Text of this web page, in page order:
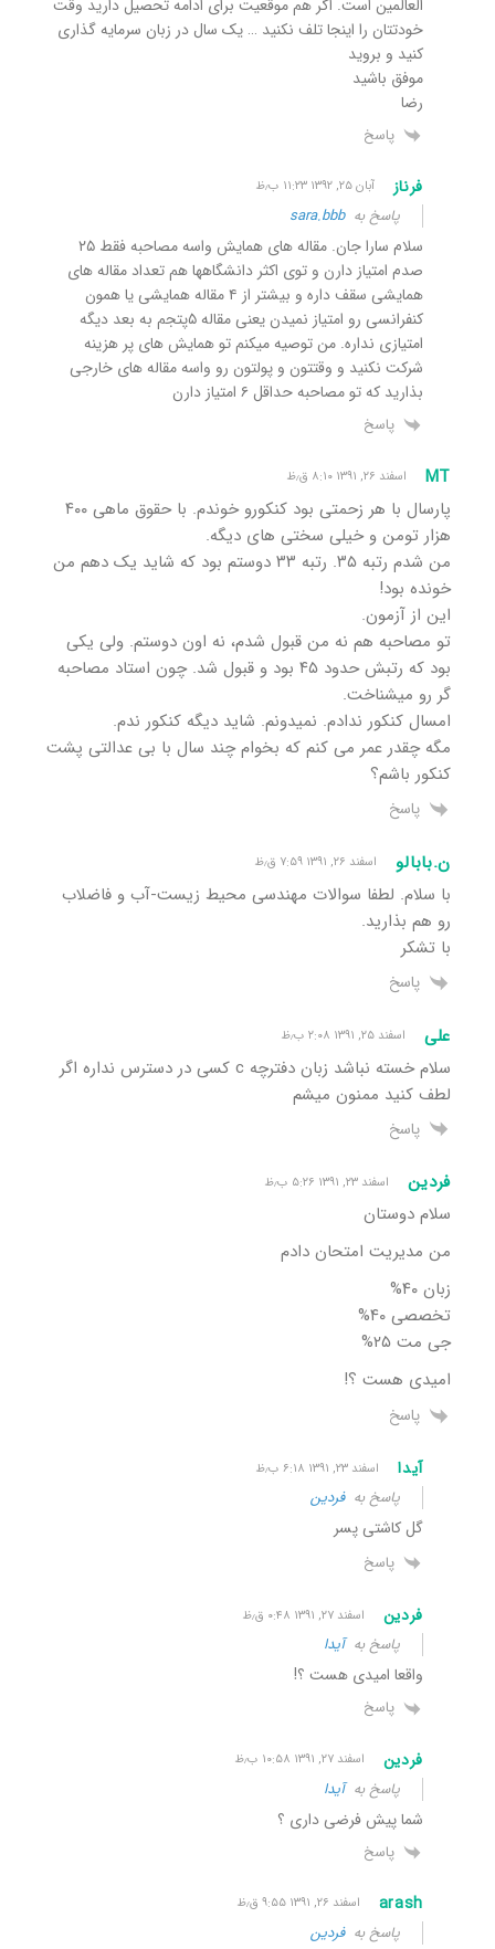
العالمین است. اگر هم موقعیت برای ادامه تحصیل دارید وقت
خودتتان را اینجا تلف نکنید … یک سال در زبان سرمایه گذاری
کنید و بروید
موفق باشید
رضا
پاسخ
فرناز آبان ۲۵, ۱۳۹۲ ۱۱:۲۳ ب٫ظ
پاسخ بهsara.bbb
سلام سارا جان. مقاله های همایش واسه مصاحبه فقط ۲۵
صدم امتیاز دارن و توی اکثر دانشگاهها هم تعداد مقاله های
همایشی سقف داره و بیشتر از ۴ مقاله همایشی یا همون
کنفرانسی رو امتیاز نمیدن یعنی مقاله ۵پتجم به بعد دیگه
امتیازی نداره. من توصیه میکنم تو همایش های پر هزینه
شرکت نکنید و وقتتون و پولتون رو واسه مقاله های خارجی
بذارید که تو مصاحبه حداقل ۶ امتیاز دارن
پاسخ
MT اسفند ۲۶, ۱۳۹۱ ۸:۱۰ ق٫ظ
پارسال با هر زحمتی بود کنکورو خوندم. با حقوق ماهی ۴۰۰
هزار تومن و خیلی سختی های دیگه.
من شدم رتبه ۳۵. رتبه ۳۳ دوستم بود که شاید یک دهم من
خونده بود!
این از آزمون.
تو مصاحبه هم نه من قبول شدم، نه اون دوستم. ولی یکی
بود که رتبش حدود ۴۵ بود و قبول شد. چون استاد مصاحبه
گر رو میشناخت.
امسال کنکور ندادم. نمیدونم. شاید دیگه کنکور ندم.
مگه چقدر عمر می کنم که بخوام چند سال با بی عدالتی پشت
کنکور باشم؟
پاسخ
ن.بابالو اسفند ۲۶, ۱۳۹۱ ۷:۵۹ ق٫ظ
با سلام. لطفا سوالات مهندسی محیط زیست-آب و فاضلاب
رو هم بذارید.
با تشکر
پاسخ
علی اسفند ۲۵, ۱۳۹۱ ۲:۰۸ ب٫ظ
سلام خسته نباشد زبان دفترچه c کسی در دسترس نداره اگر
لطف کنید ممنون میشم
پاسخ
فردین اسفند ۲۳, ۱۳۹۱ ۵:۲۶ ب٫ظ
سلام دوستان
من مدیریت امتحان دادم
زبان ۴۰%
تخصصی ۴۰%
جی مت ۲۵%
امیدی هست ؟!
پاسخ
آیدا اسفند ۲۳, ۱۳۹۱ ۶:۱۸ ب٫ظ
پاسخ بهفردین
گل کاشتی پسر
پاسخ
فردین اسفند ۲۷, ۱۳۹۱ ۰:۴۸ ق٫ظ
پاسخ بهآیدا
واقعا امیدی هست ؟!
پاسخ
فردین اسفند ۲۷, ۱۳۹۱ ۱۰:۵۸ ب٫ظ
پاسخ بهآیدا
شما پیش فرضی داری ؟
پاسخ
arash اسفند ۲۶, ۱۳۹۱ ۹:۵۵ ق٫ظ
پاسخ بهفردین